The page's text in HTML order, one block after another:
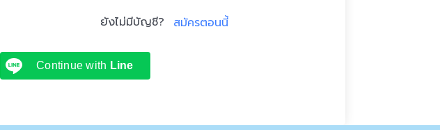
ยังไม่มีบัญชี? สมัครตอนนี้
Continue with Line